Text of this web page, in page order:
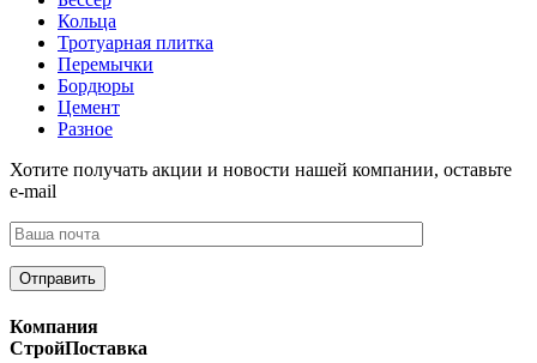
Кольца
Тротуарная плитка
Перемычки
Бордюры
Цемент
Разное
Хотите получать акции и новости нашей компании, оставьте
e-mail
Компания
СтройПоставка